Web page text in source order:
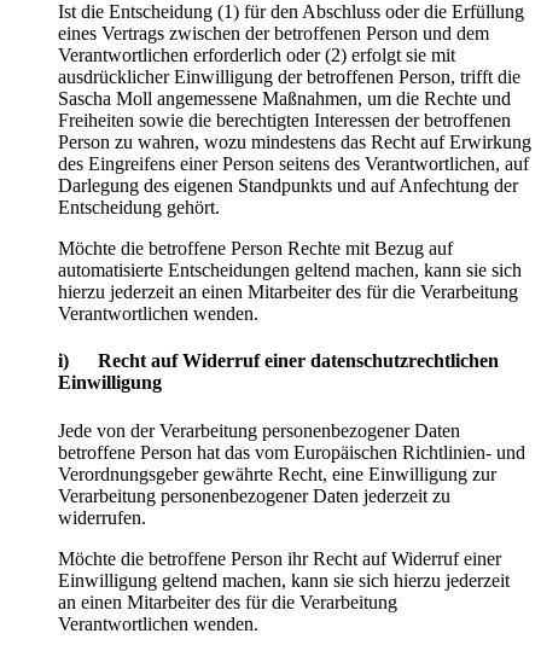
Ist die Entscheidung (1) für den Abschluss oder die Erfüllung
eines Vertrags zwischen der betroffenen Person und dem
Verantwortlichen erforderlich oder (2) erfolgt sie mit
ausdrücklicher Einwilligung der betroffenen Person, trifft die
Sascha Moll angemessene Maßnahmen, um die Rechte und
Freiheiten sowie die berechtigten Interessen der betroffenen
Person zu wahren, wozu mindestens das Recht auf Erwirkung
des Eingreifens einer Person seitens des Verantwortlichen, auf
Darlegung des eigenen Standpunkts und auf Anfechtung der
Entscheidung gehört.
Möchte die betroffene Person Rechte mit Bezug auf
automatisierte Entscheidungen geltend machen, kann sie sich
hierzu jederzeit an einen Mitarbeiter des für die Verarbeitung
Verantwortlichen wenden.
i) Recht auf Widerruf einer datenschutzrechtlichen
Einwilligung
Jede von der Verarbeitung personenbezogener Daten
betroffene Person hat das vom Europäischen Richtlinien- und
Verordnungsgeber gewährte Recht, eine Einwilligung zur
Verarbeitung personenbezogener Daten jederzeit zu
widerrufen.
Möchte die betroffene Person ihr Recht auf Widerruf einer
Einwilligung geltend machen, kann sie sich hierzu jederzeit
an einen Mitarbeiter des für die Verarbeitung
Verantwortlichen wenden.